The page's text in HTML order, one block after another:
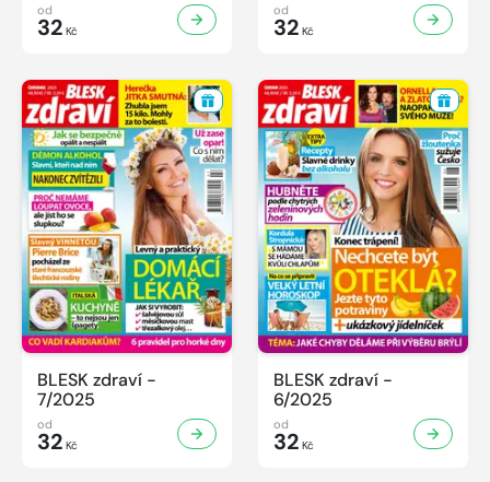
od
32 Kč
od
32 Kč
BLESK zdraví -
7/2025
od
32 Kč
BLESK zdraví -
6/2025
od
32 Kč